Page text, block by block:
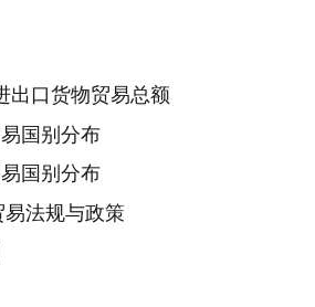
出口货物贸易总额
国别分布
国别分布
法规与政策